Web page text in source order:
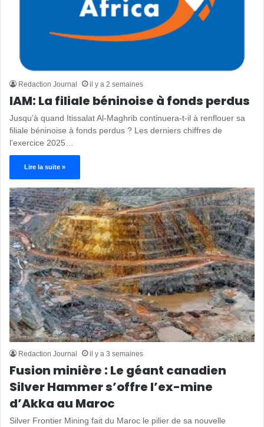
Redaction Journal il y a 2 semaines
IAM: La filiale béninoise à fonds perdus
Jusqu’à quand Itissalat Al-Maghrib continuera-t-il à renflouer sa
filiale béninoise à fonds perdus ? Les derniers chiffres de
l’exercice 2025…
Lire la suite »
Redaction Journal il y a 3 semaines
Fusion minière : Le géant canadien
Silver Hammer s’offre l’ex-mine
d’Akka au Maroc
Silver Frontier Mining fait du Maroc le pilier de sa nouvelle